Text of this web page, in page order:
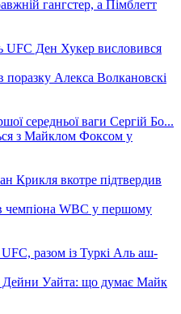
гангстер, а Пімблетт
Алекса Волкановскі
з Майклом Фоксом у
чемпіона WBC у першому
Дейни Уайта: що думає Майк